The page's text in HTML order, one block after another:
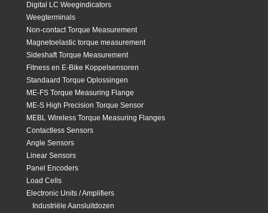
Digital LC Weegindicators
Weegterminals
Non-contact Torque Measurement
Magnetoelastic torque measurement
Sideshaft Torque Measurement
Fitness en E-Bike Koppelsensoren
Standaard Torque Oplossingen
ME-FS Torque Measuring Flange
ME-S High Precision Torque Sensor
MEBL Wireless Torque Measuring Flanges
Contactless Sensors
Angle Sensors
Linear Sensors
Panel Encoders
Load Cells
Electronic Units / Amplifiers
Industriële Aansluitdozen